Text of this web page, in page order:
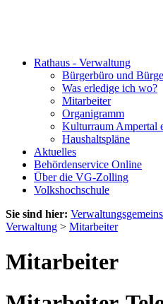
Rathaus - Verwaltung
Bürgerbüro und
Was erledige ich wo?
Mitarbeiter
Organigramm
Kulturraum Ampertal
Haushaltspläne
Aktuelles
Behördenservice Online
Über die VG-Zolling
Volkshochschule
Sie sind hier:
Verwaltung > Mitarbeiter
Mitarbeiter